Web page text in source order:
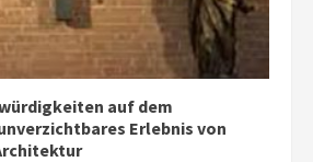
auf dem
Erlebnis von